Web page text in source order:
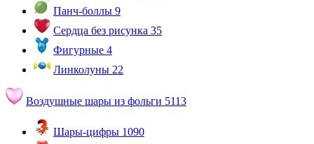
Панч-боллы 9
Сердца без рисунка 35
Фигурные 4
Линколуны 22
Воздушные шары из фольги 5113
Шары-цифры 1090